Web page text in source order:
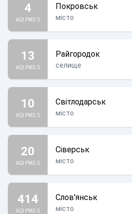
4
AQI PM2.5
Покровськ
місто
13
AQI PM2.5
Райгородок
селище
10
AQI PM2.5
Світлодарськ
місто
20
AQI PM2.5
Сіверськ
місто
414
AQI PM2.5
Слов'янськ
місто